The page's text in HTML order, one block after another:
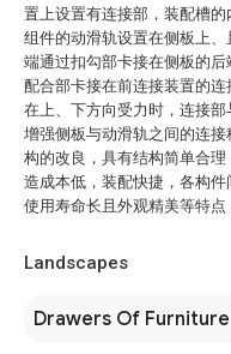
置上设置有连接部，装配槽
组件的动滑轨设置在侧板上
端通过扣勾部卡接在侧板的
配合部卡接在前连接装置的
在上、下方向受力时，连接
增强侧板与动滑轨之间的连
构的改良，具有结构简单合
造成本低，装配快捷，各构件
使用寿命长且外观精美等特点
Landscapes
Drawers Of Furniture